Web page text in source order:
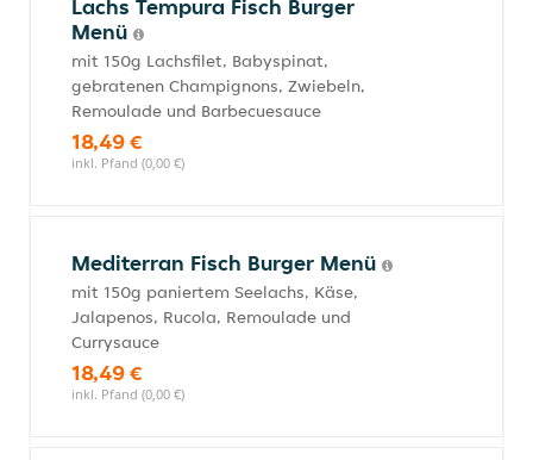
Lachs Tempura Fisch Burger
Menü
mit 150g Lachsfilet, Babyspinat,
gebratenen Champignons, Zwiebeln,
Remoulade und Barbecuesauce
18,49 €
inkl. Pfand (0,00 €)
Mediterran Fisch Burger Menü
mit 150g paniertem Seelachs, Käse,
Jalapenos, Rucola, Remoulade und
Currysauce
18,49 €
inkl. Pfand (0,00 €)